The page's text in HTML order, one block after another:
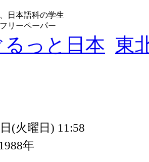
日本語科の学生
リーペーパー
るっと日本 東
(火曜日) 11:58
年